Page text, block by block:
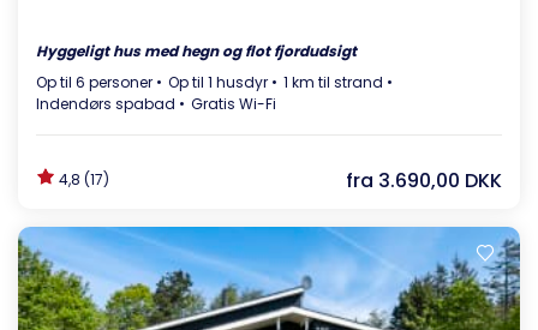
Hyggeligt hus med hegn og flot fjordudsigt
Op til 6 personer
Op til 1 husdyr
1 km til strand
Indendørs spabad
Gratis Wi-Fi
4,8 (17) fra 3.690,00 DKK